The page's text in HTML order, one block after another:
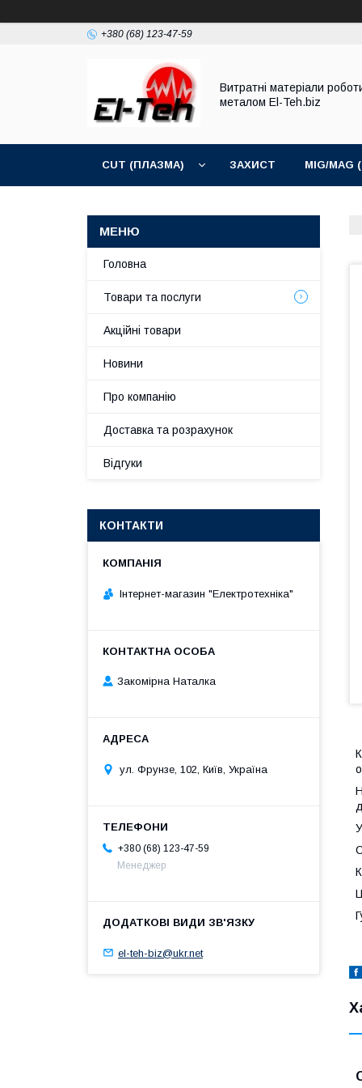
+380 (68) 123-47-59
Витратні матеріали
металом El-Teh.biz
CUT (ПЛАЗМА) ЗАХИСТ MIG/
Головна
Товари та послуги
Акційні товари
Новини
Про компанію
Доставка та розрахунок
Відгуки
КОНТАКТИ
Інтернет-магазин "Електротехніка"
Закомірна Наталка
ул. Фрунзе, 102, Київ, Україна
+380 (68) 123-47-59
Менеджер
el-teh-biz@ukr.net